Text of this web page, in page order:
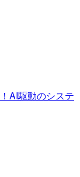
AI駆動のシステ